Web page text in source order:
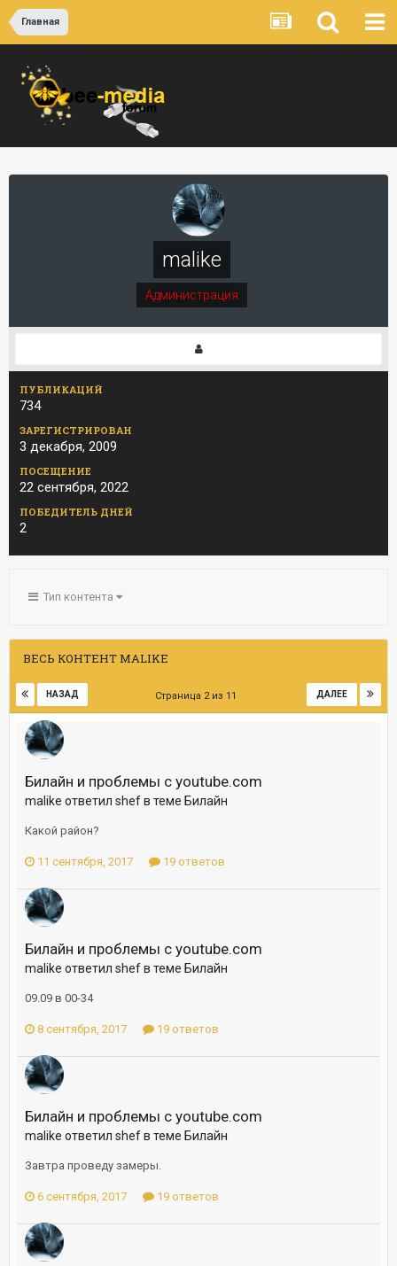
Главная
malike
Администрация
ПУБЛИКАЦИЙ
734
ЗАРЕГИСТРИРОВАН
3 декабря, 2009
ПОСЕЩЕНИЕ
22 сентября, 2022
ПОБЕДИТЕЛЬ ДНЕЙ
2
Тип контента
ВЕСЬ КОНТЕНТ MALIKE
НАЗАД ДАЛЕЕ
Страница 2 из 11
Билайн и проблемы с youtube.com
malike ответил shef в теме Билайн
Какой район?
11 сентября, 2017 19 ответов
Билайн и проблемы с youtube.com
malike ответил shef в теме Билайн
09.09 в 00-34
8 сентября, 2017 19 ответов
Билайн и проблемы с youtube.com
malike ответил shef в теме Билайн
Завтра проведу замеры.
6 сентября, 2017 19 ответов